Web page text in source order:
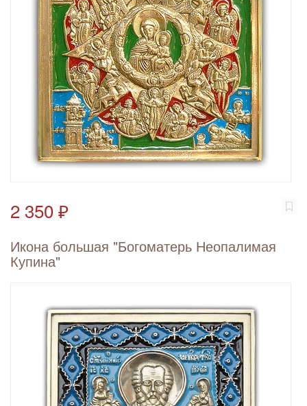
2 350 ₽
Икона большая "Богоматерь Неопалимая
Купина"